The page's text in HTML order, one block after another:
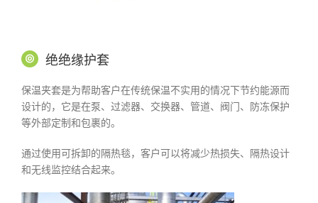
绝绝缘护套
保温夹套是为帮助客户在传统保温不实用的情况下节约能源而
设计的，它是在泵、过滤器、交换器、管道、阀门、防冻保护
等外部定制和包裹的。
通过使用可拆卸的隔热毯，客户可以将减少热损失、隔热设计
和无线监控结合起来。